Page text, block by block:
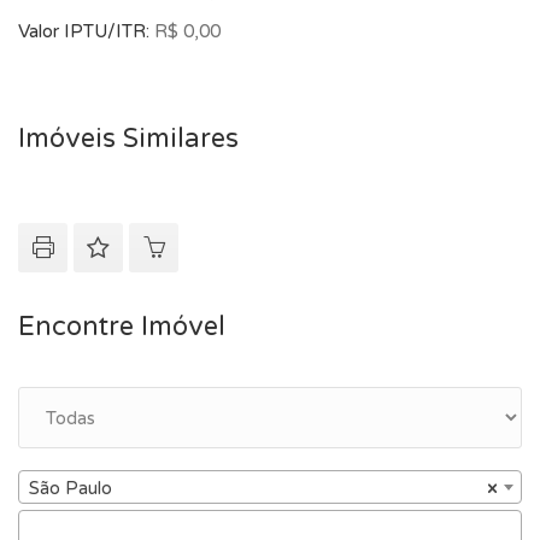
Valor IPTU/ITR: R$ 0,00
Imóveis Similares
Encontre Imóvel
×
São Paulo